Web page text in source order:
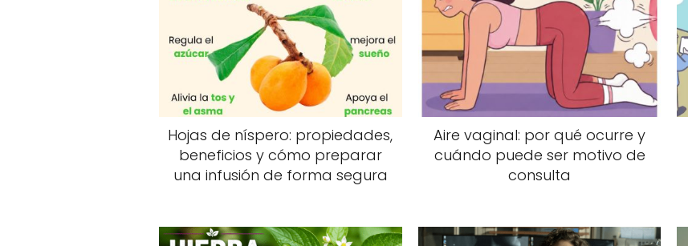
Hojas de níspero: propiedades,
beneficios y cómo preparar
una infusión de forma segura
Aire vaginal: por qué ocurre y
cuándo puede ser motivo de
consulta